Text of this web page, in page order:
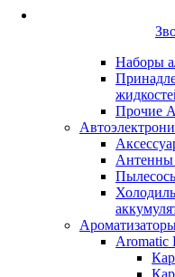
Это разработка
Наборы
Прочие
Антенны
Aromatic